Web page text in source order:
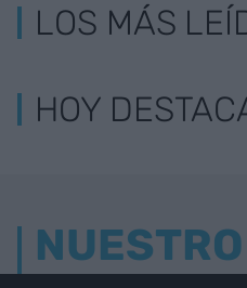
LOS MÁS
HOY